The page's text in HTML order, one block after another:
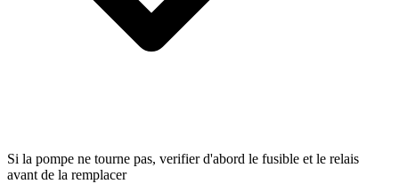
Si la pompe ne tourne pas, verifier d'abord le fusible et le relais
avant de la remplacer